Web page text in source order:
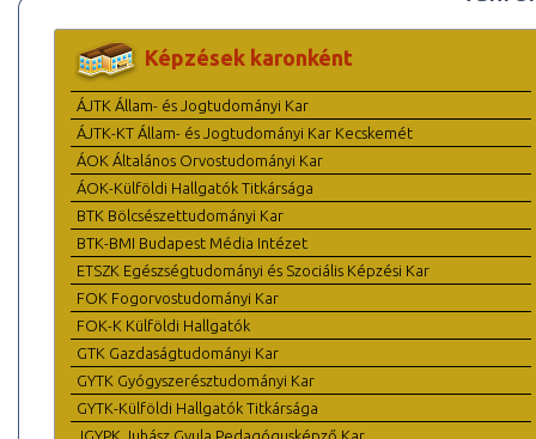
Képzések karonként
ÁJTK Állam- és Jogtudományi Kar
ÁJTK-KT Állam- és Jogtudományi Kar Kecskemét
ÁOK Általános Orvostudományi Kar
ÁOK-Külföldi Hallgatók Titkársága
BTK Bölcsészettudományi Kar
BTK-BMI Budapest Média Intézet
ETSZK Egészségtudományi és Szociális Képzési Kar
FOK Fogorvostudományi Kar
FOK-K Külföldi Hallgatók
GTK Gazdaságtudományi Kar
GYTK Gyógyszerésztudományi Kar
GYTK-Külföldi Hallgatók Titkársága
JGYPK Juhász Gyula Pedagógusképző Kar